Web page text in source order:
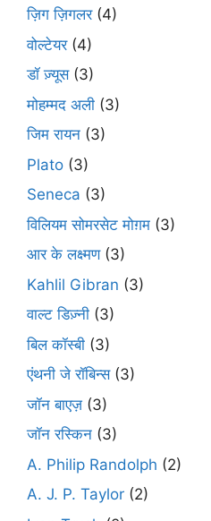
ज़िग ज़िगलर(4)
वोल्टेयर(4)
डॉ ज़्यूस(3)
मोहम्मद अली (3)
जिम रायन (3)
Plato (3)
Seneca (3)
विलियम सोमरसेट मोग़म (3)
आर के लक्ष्मण(3)
Kahlil Gibran (3)
वाल्ट डिज़्नी (3)
बिल कॉस्बी (3)
एंथनी जे रॉबिन्स(3)
जॉन बाएज़ (3)
जॉन रस्किन (3)
A. Philip Randolph (2)
A. J. P. Taylor (2)